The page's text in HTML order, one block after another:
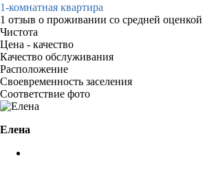
1-комнатная квартира
1 отзыв о проживании со средней оценкой
Чистота
Цена - качество
Качество обслуживания
Расположение
Своевременность заселения
Соответствие фото
Елена